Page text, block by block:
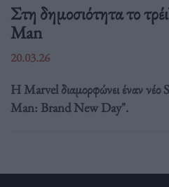
Στη δημοσιότητα το
Man
20.03.26
Η Marvel διαμορφώνει έναν
Man: Brand New Day".